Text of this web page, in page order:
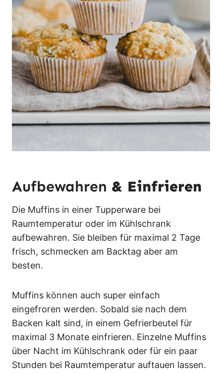
Aufbewahren & Einfrieren
Die Muffins in einer Tupperware bei
Raumtemperatur oder im Kühlschrank
aufbewahren. Sie bleiben für maximal 2 Tage
frisch, schmecken am Backtag aber am
besten.
Muffins können auch super einfach
eingefroren werden. Sobald sie nach dem
Backen kalt sind, in einem Gefrierbeutel für
maximal 3 Monate einfrieren. Einzelne Muffins
über Nacht im Kühlschrank oder für ein paar
Stunden bei Raumtemperatur auftauen lassen.